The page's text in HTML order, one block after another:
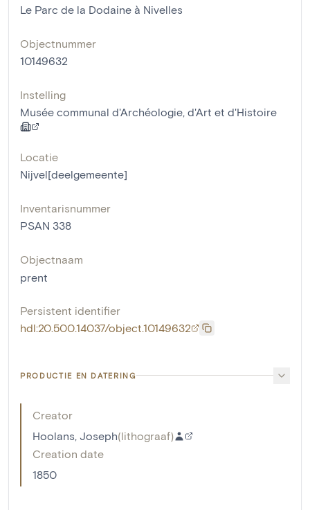
Le Parc de la Dodaine à Nivelles
Objectnummer
10149632
Instelling
Musée communal d'Archéologie, d'Art et d'Histoire
Locatie
Nijvel[deelgemeente]
Inventarisnummer
PSAN 338
Objectnaam
prent
Persistent identifier
hdl:20.500.14037/object.10149632
PRODUCTIE EN DATERING
Creator
Hoolans, Joseph(lithograaf)
Creation date
1850